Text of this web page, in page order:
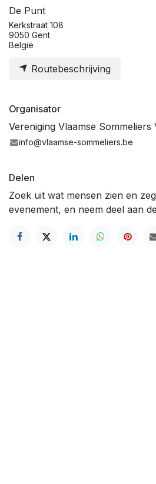
De Punt
Kerkstraat 108
9050 Gent
België
Routebeschrijving
Organisator
Vereniging Vlaamse Sommeliers
info@vlaamse-sommeliers.be
Delen
Zoek uit wat mensen zien en
evenement, en neem deel aan